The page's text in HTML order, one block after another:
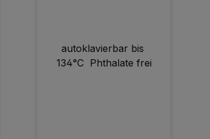
autoklavierbar bis
134°C Phthalate frei